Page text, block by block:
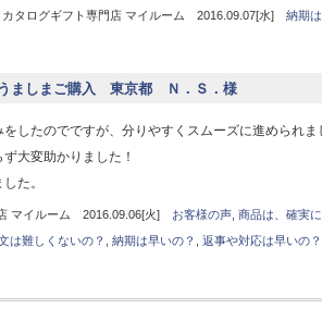
カタログギフト専門店 マイルーム 2016.09.07[水] 納期
うましまご購入 東京都 Ｎ．Ｓ．様
をしたのでですが、分りやすくスムーズに進められま
大変助かりました！
た。
マイルーム 2016.09.06[火] お客様の声, 商品は、確実
は難しくないの？ 納期は早いの？ 返事や対応は早いの？